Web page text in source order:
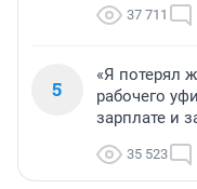
37 711
5
«Я потерял
рабочего
зарплате и
35 523